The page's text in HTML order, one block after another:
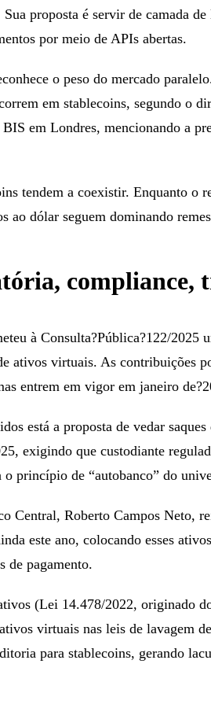
Sua proposta é servir de camada
por meio de APIs abertas.
o peso do mercado
em stablecoins, segundo o
em Londres, mencionando a
tendem a coexistir. Enquanto o
ao dólar seguem dominando
compliance,
à Consulta?Pública?122/2025
ativos virtuais. As contribuições
entrem em vigor em janeiro
está a proposta de vedar
exigindo que custodiante
o princípio de “autobanco” do
Central, Roberto Campos Neto,
este ano, colocando esses
de pagamento.
(Lei 14.478/2022, originado
virtuais nas leis de lavagem
para stablecoins, gerando